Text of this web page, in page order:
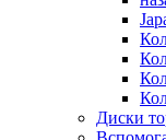
Диски